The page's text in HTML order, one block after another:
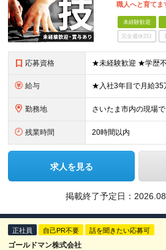
職人へと育てま
未経験歓迎
完全週休2日
応募資格
給与
勤務地
残業時間 20時間以内
求人を見る
掲載終了予定日：
正社員 自己PR不要 話を聞きたい応募可
ゴールドマン株式会社